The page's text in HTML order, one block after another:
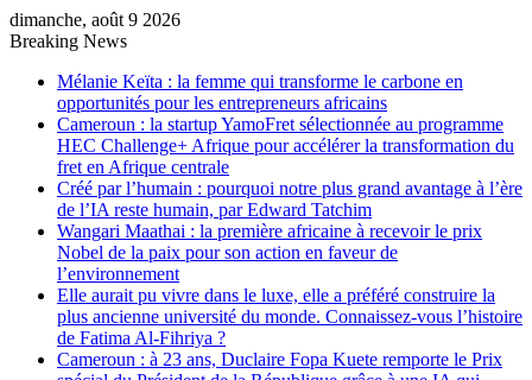
dimanche, août 9 2026
Breaking News
Mélanie Keïta : la femme qui transforme le carbone en
opportunités pour les entrepreneurs africains
Cameroun : la startup YamoFret sélectionnée au programme
HEC Challenge+ Afrique pour accélérer la transformation du
fret en Afrique centrale
Créé par l’humain : pourquoi notre plus grand avantage à l’ère
de l’IA reste humain, par Edward Tatchim
Wangari Maathai : la première africaine à recevoir le prix
Nobel de la paix pour son action en faveur de
l’environnement
Elle aurait pu vivre dans le luxe, elle a préféré construire la
plus ancienne université du monde. Connaissez-vous l’histoire
de Fatima Al-Fihriya ?
Cameroun : à 23 ans, Duclaire Fopa Kuete remporte le Prix